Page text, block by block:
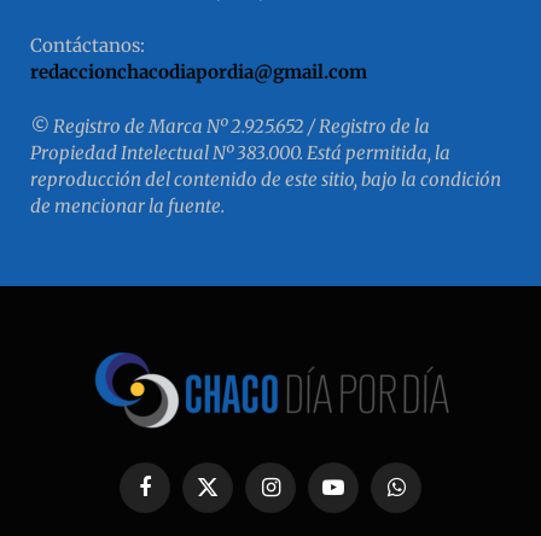
Contáctanos:
redaccionchacodiapordia@gmail.com
© Registro de Marca Nº 2.925.652 / Registro de la
Propiedad Intelectual Nº 383.000. Está permitida, la
reproducción del contenido de este sitio, bajo la condición
de mencionar la fuente.
Facebook
X
InstagramYouTubeWhatsApp